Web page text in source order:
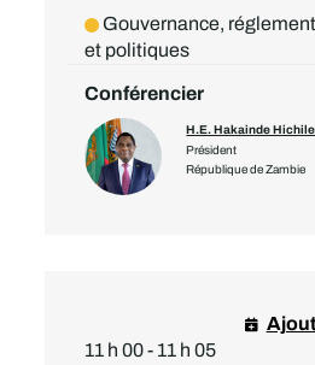
Gouvernance,
et politiques
Conférencier
H.E. Hakainde
Président
République de Zambie
11 h 00 - 11 h 05